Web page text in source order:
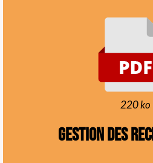
220 ko
gestion des